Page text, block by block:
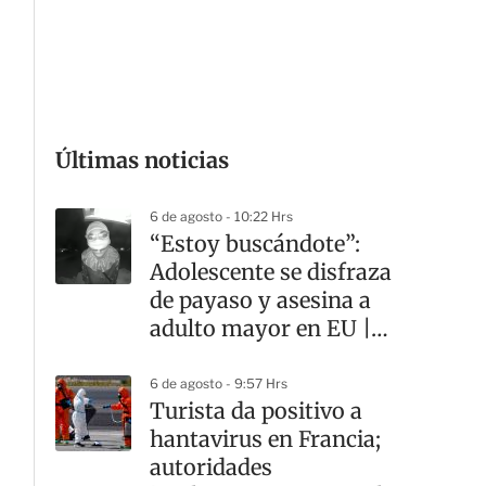
Últimas noticias
6 de agosto - 10:22 Hrs
“Estoy buscándote”:
Adolescente se disfraza
de payaso y asesina a
adulto mayor en EU |
6 de agosto - 9:57 Hrs
Turista da positivo a
hantavirus en Francia;
autoridades